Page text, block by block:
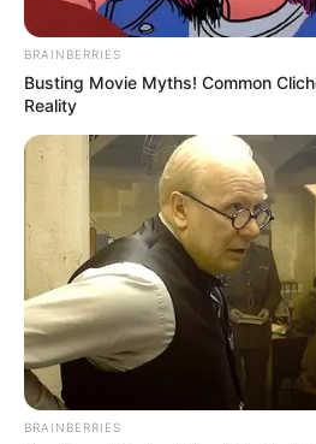
Posted
in
Friss hírek
Ázsia Expressz:
lista, Krausz
lesznek az új évad
Hatalmas a
kiket választottak
bySzerző • September 5, 2025
BRAINBERRIES
Busting Movie Myths! Common
Reality
BRAINBERRIES